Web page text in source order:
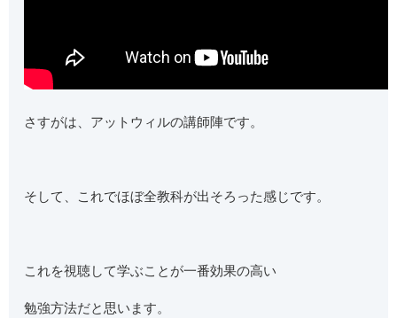
さすがは、アットウィルの講師陣です。
そして、これでほぼ全教科が出そろった感じです。
これを視聴して学ぶことが一番効果の高い
勉強方法だと思います。